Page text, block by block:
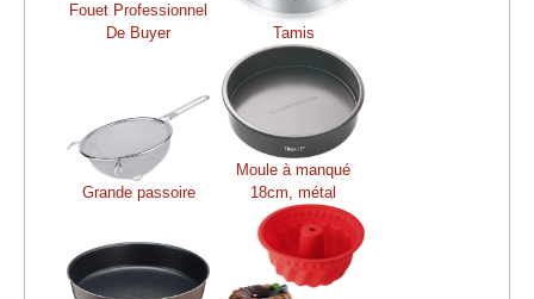
Fouet Professionnel
De Buyer
Tamis
Grande passoire
Moule à manqué
18cm, métal